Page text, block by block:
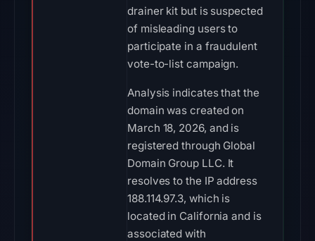
drainer kit but is suspected
of misleading users to
participate in a fraudulent
vote-to-list campaign.
Analysis indicates that the
domain was created on
March 18, 2026, and is
registered through Global
Domain Group LLC. It
resolves to the IP address
188.114.97.3, which is
located in California and is
associated with